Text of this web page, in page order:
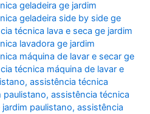
geladeira ge jardim
geladeira side by side ge
técnica lava e seca ge jardim
lavadora ge jardim
máquina de lavar e secar ge
técnica máquina de lavar e
,assistência técnica
paulistano,assistência técnica
paulistano,assistência